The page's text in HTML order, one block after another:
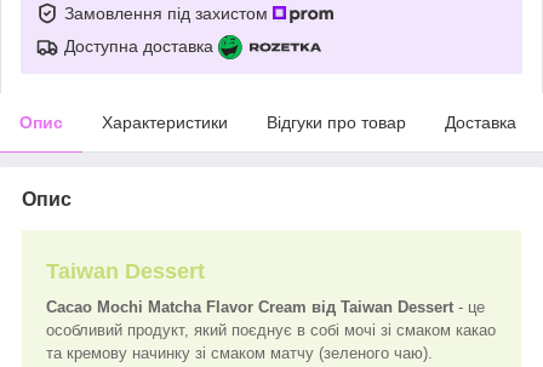
Замовлення під захистом
Доступна доставка
Опис Характеристики Відгуки про товар Доставка
Опис
Taiwan Dessert
Cacao Mochi Matcha Flavor Cream від Taiwan Dessert - це
особливий продукт, який поєднує в собі мочі зі смаком какао
та кремову начинку зі смаком матчу (зеленого чаю).